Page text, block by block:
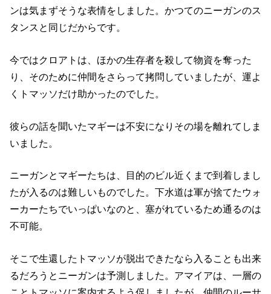
ンは気まずそうな表情をしました。かつてのニーガンのス
タンスと同じだからです。
今ではクロアトは、ほかの生存者を殺して物資を奪った
り、そのために仲間をさらって拷問していましたが、運よ
くトマッソだけ助かったのでした。
彼らの話を聞いたマギーは不安になりその場を離れてしま
いました。
ニーガンとマギーたちは、目的のビル近くまで到着しまし
たが入るのは難しいものでした。下水道は軍が捨てたウォ
ーカーたちでいっぱいなのと、塞がれているため通るのは
不可能。
そこで生還したトマッソが脱出できたなら入ることも出来
るだろうとニーガンは予測しました。アマイアは、一層の